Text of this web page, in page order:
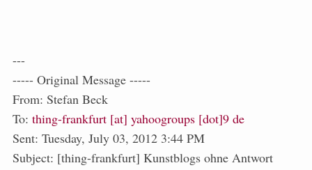
---
----- Original Message -----
From: Stefan Beck
To: thing-frankfurt [at] yahoogroups [dot]9 de
Sent: Tuesday, July 03, 2012 3:44 PM
Subject: [thing-frankfurt] Kunstblogs ohne Antwort